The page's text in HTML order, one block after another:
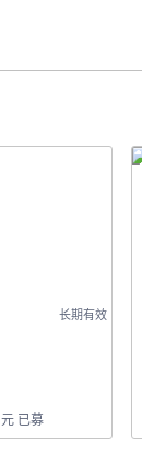
长期有效
元 已募